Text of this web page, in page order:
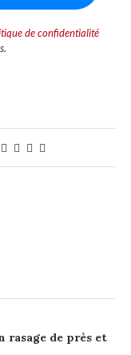
de confidentialité
rasage de près et